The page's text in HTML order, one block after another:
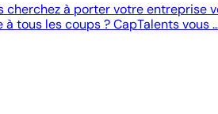
cherchez à porter votre entreprise
tous les coups ? CapTalents vous